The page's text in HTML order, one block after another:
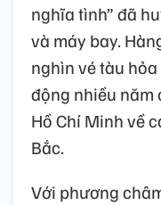
nghĩa tình” đã
và máy bay.
nghìn vé tàu
động nhiều năm
Hồ Chí Minh về
Bắc.
Với phương